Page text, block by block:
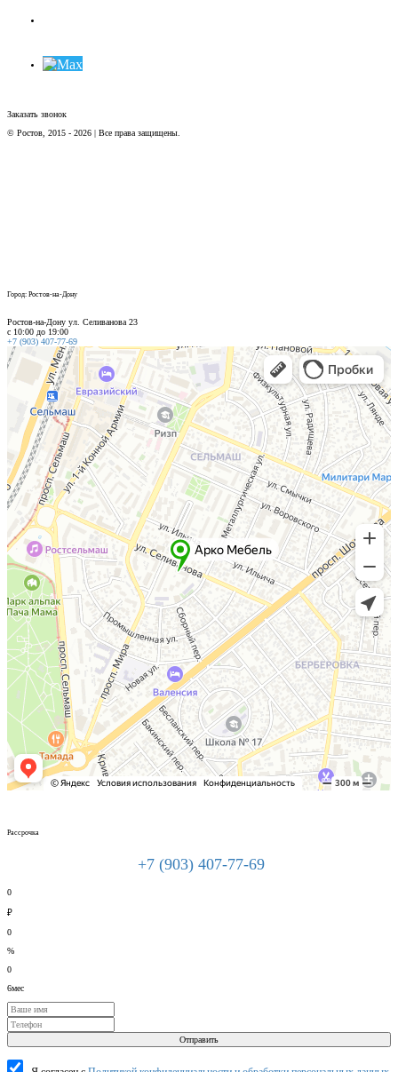
Заказать звонок
© Ростов, 2015 - 2026 | Все права защищены.
Город: Ростов-на-Дону
Ростов-на-Дону ул. Селиванова 23
с 10:00 до 19:00
+7 (903) 407-77-69
Рассрочка
+7 (903) 407-77-69
0
₽
0
%
0
6мес